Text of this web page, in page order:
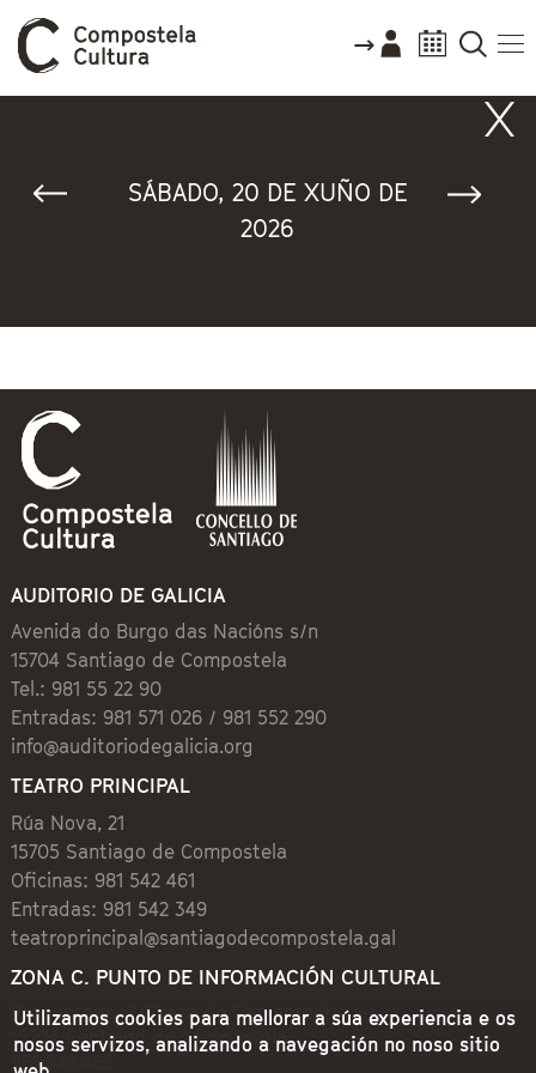
SÁBADO, 20 DE XUÑO DE
2026
AUDITORIO DE GALICIA
Avenida do Burgo das Nacións s/n
15704 Santiago de Compostela
Tel.: 981 55 22 90
Entradas: 981 571 026 / 981 552 290
info@auditoriodegalicia.org
TEATRO PRINCIPAL
Rúa Nova, 21
15705 Santiago de Compostela
Oficinas: 981 542 461
Entradas: 981 542 349
teatroprincipal@santiagodecompostela.gal
ZONA C. PUNTO DE INFORMACIÓN CULTURAL
Preguntoiro, 1 (Praza de Cervantes)
15704 Santiago de Compostela
981 542 462
Utilizamos cookies para mellorar a súa experiencia e os
nosos servizos, analizando a navegación no noso sitio